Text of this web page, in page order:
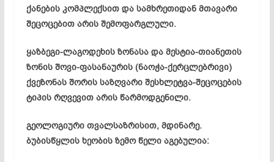
ქანების კომპლექსით და სამხრეთიდან მთავარი
შეცოცებით არის შემოფარგლული.
ყაზბეგი-ლაგოდეხის ზონასა და მესტია-თიანეთის
ზონის შოვი-ფასანაურის (ნაოჭა-ქერცლებრივი)
ქვეზონას შორის საზღვარი შესხლეტვა-შეცოცების
ტიპის რღვევით არის წარმოდგენილი.
გეოლოგიური თვალსაზრისით, მდინარე.
ბუბისწყლის ხეობის ზემო წელი აგებულია: